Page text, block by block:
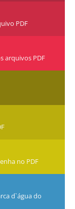
PDF
arquivos PDF
no PDF
d`água do